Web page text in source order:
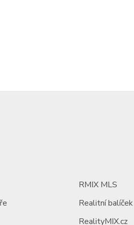
RMIX MLS
Realitní balíček
RealityMIX.cz